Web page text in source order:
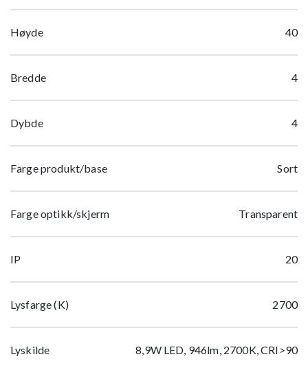
Høyde 40
Bredde 4
Dybde 4
Farge produkt/base Sort
Farge optikk/skjerm Transparent
IP 20
Lysfarge (K) 2700
Lyskilde 8,9W LED, 946lm, 2700K, CRI>90